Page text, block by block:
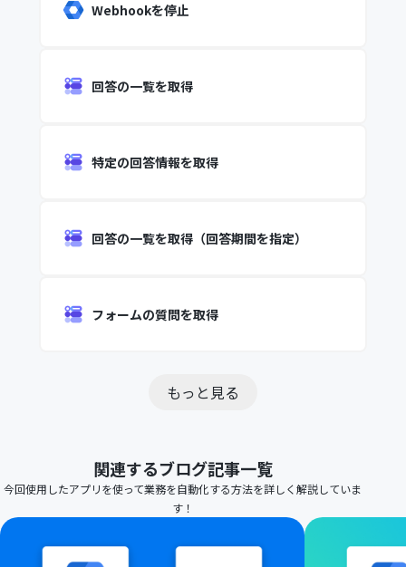
Webhookを停止
回答の一覧を取得
特定の回答情報を取得
回答の一覧を取得（回答期間を指定）
フォームの質問を取得
もっと見る
関連するブログ記事一覧
今回使用したアプリを使って業務を自動化する方法を詳しく解説していま
す！